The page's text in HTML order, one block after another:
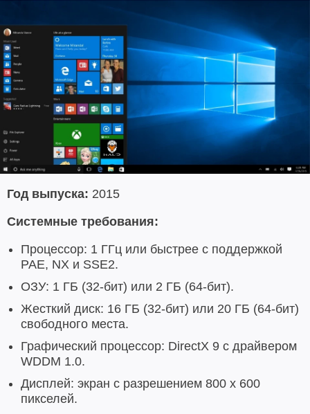
Год выпуска: 2015
Системные требования:
Процессор: 1 ГГц или быстрее с поддержкой
PAE, NX и SSE2.
ОЗУ: 1 ГБ (32-бит) или 2 ГБ (64-бит).
Жесткий диск: 16 ГБ (32-бит) или 20 ГБ (64-бит)
свободного места.
Графический процессор: DirectX 9 с драйвером
WDDM 1.0.
Дисплей: экран с разрешением 800 х 600
пикселей.